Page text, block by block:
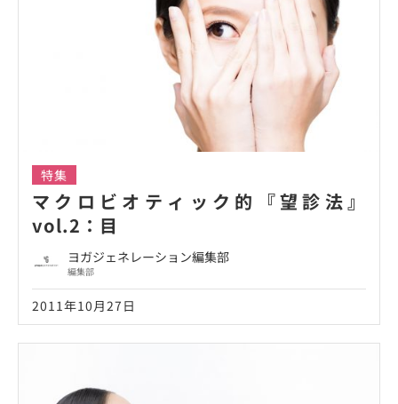
特集
マクロビオティック的『望診法』
vol.2：目
ヨガジェネレーション編集部
編集部
2011年10月27日